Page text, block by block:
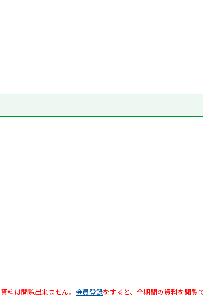
料は閲覧出来ません。 会員登録をすると、全期間の資料を閲覧